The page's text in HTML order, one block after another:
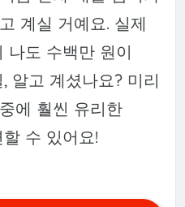
계실 거예요. 실제
나도 수백만 원이
알고 계셨나요? 미리
에 훨씬 유리한
수 있어요!